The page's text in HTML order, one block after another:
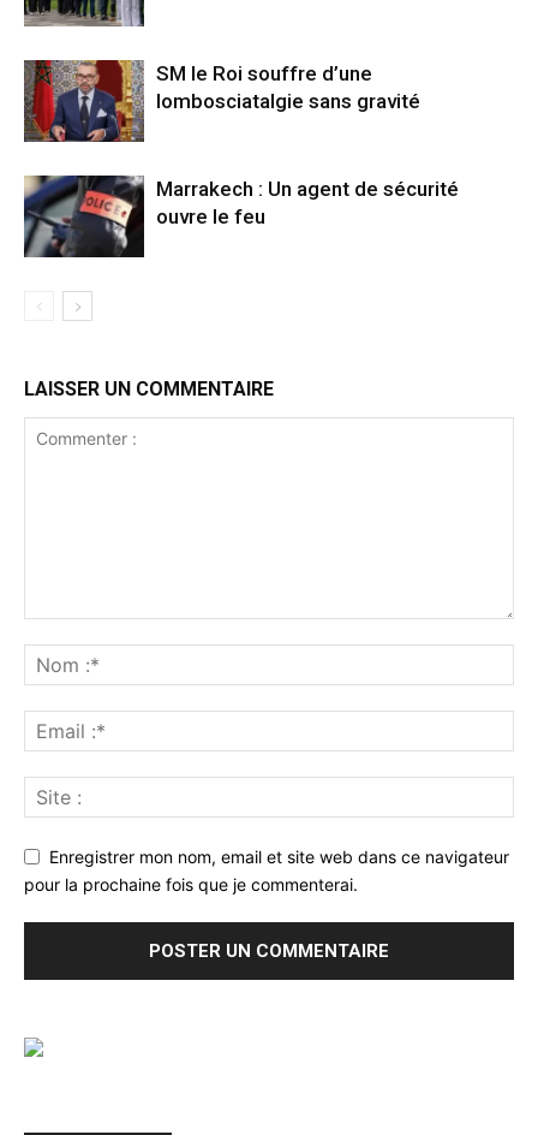
SM le Roi souffre d’une
lombosciatalgie sans gravité
Marrakech : Un agent de sécurité
ouvre le feu
LAISSER UN COMMENTAIRE
Enregistrer mon nom, email et site web dans ce navigateur
pour la prochaine fois que je commenterai.